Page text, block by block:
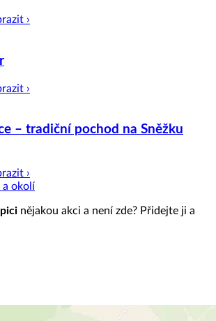
›
›
– tradiční pochod na Sněžku
›
a okolí
nějakou akci a není zde? Přidejte ji a